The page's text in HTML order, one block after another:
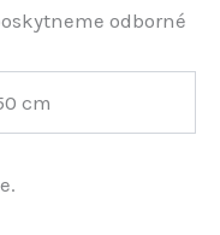
odborné
cm